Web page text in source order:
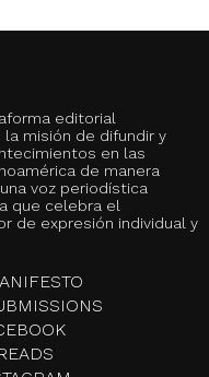
editorial
la misión de difundir y
en las
de manera
voz periodística
que celebra el
de expresión individual y